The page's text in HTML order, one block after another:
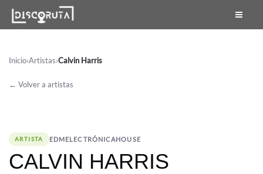
content
Inicio›Artistas›Calvin Harris
← Volver a artistas
ARTISTA EDMELECTRÓNICAHOUSE
CALVIN HARRIS